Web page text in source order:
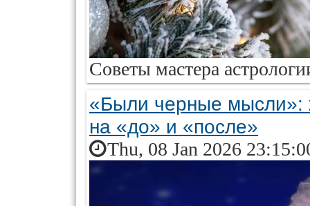
Советы мастера
«Были черные мысли»:
на «до» и «после»
Thu, 08 Jan 2026